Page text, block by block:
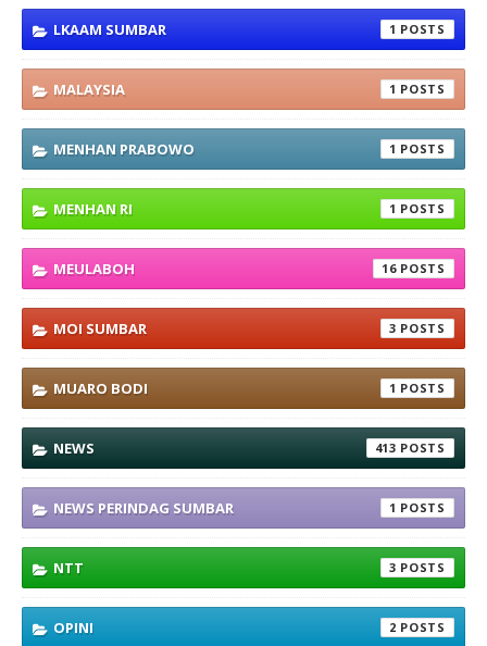
LKAAM SUMBAR 1
MALAYSIA 1
MENHAN PRABOWO 1
MENHAN RI 1
MEULABOH 16
MOI SUMBAR 3
MUARO BODI 1
NEWS 413
NEWS PERINDAG SUMBAR 1
NTT 3
OPINI 2